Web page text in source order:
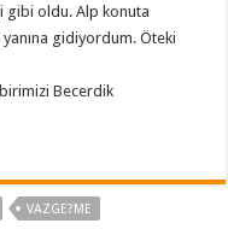
gibi oldu. Alp konuta
yanına gidiyordum. Öteki
Becerdik
VAZGE?ME